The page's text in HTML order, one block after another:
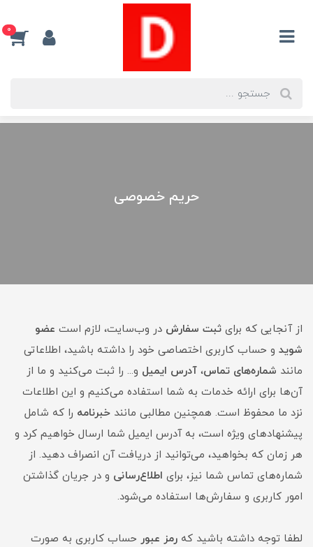
0
حریم خصوصی
از آنجایی که برای ثبت سفارش در وب‌سایت، لازم است عضو
شوید و حساب کاربری اختصاصی خود را داشته باشید، اطلاعاتی
مانند شماره‌های تماس، آدرس ایمیل و... را ثبت می‌کنید و ما از
آن‌ها برای ارائه خدمات به شما استفاده می‌کنیم و این اطلاعات
نزد ما محفوظ است. همچنین مطالبی مانند خبرنامه را که شامل
پیشنهادهای ویژه است، به آدرس ایمیل شما ارسال خواهیم کرد و
هر زمان که بخواهید، می‌توانید از دریافت آن انصراف دهید. از
شماره‌های تماس شما نیز، برای اطلاع‌رسانی و در جریان گذاشتن
امور کاربری و سفارش‌ها استفاده می‌شود.
لطفا توجه داشته باشید که رمز عبور حساب کاربری به صورت